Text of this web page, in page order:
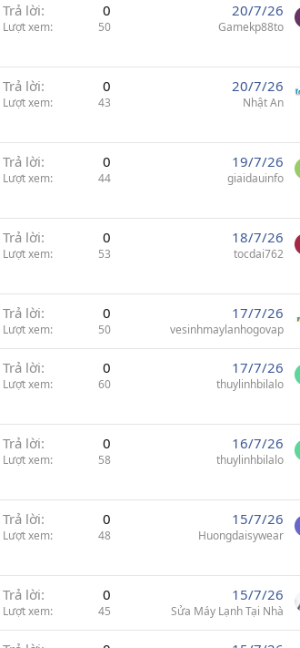
Trả lời 0
Lượt xem 50
20/7/26
Gamekp88to
Trả lời 0
Lượt xem 43
20/7/26
Nhật An
Trả lời 0
Lượt xem 44
19/7/26
giaidauinfo
Trả lời 0
Lượt xem 53
18/7/26
tocdai762
Trả lời 0
Lượt xem 50
17/7/26
vesinhmaylanhogovap
Trả lời 0
Lượt xem 60
17/7/26
thuylinhbilalo
Trả lời 0
Lượt xem 58
16/7/26
thuylinhbilalo
Trả lời 0
Lượt xem 48
15/7/26
Huongdaisywear
Trả lời 0
Lượt xem 45
15/7/26
Sửa Máy Lạnh Tại Nhà